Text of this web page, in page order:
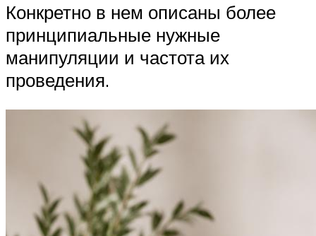
Конкретно в нем описаны более
принципиальные нужные
манипуляции и частота их
проведения.